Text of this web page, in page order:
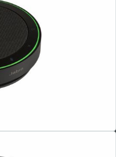
CRechte vorbehalten.